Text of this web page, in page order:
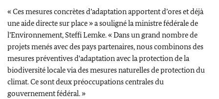
« Ces mesures concrètes d’adaptation apportent d’ores et déjà
une aide directe sur place » a souligné la ministre fédérale de
l’Environnement, Steffi Lemke. « Dans un grand nombre de
projets menés avec des pays partenaires, nous combinons des
mesures préventives d'adaptation avec la protection de la
biodiversité locale via des mesures naturelles de protection du
climat. Ce sont deux préoccupations centrales du
gouvernement fédéral. »